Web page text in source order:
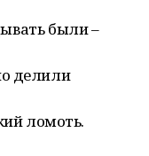
были –
делили
ломоть.